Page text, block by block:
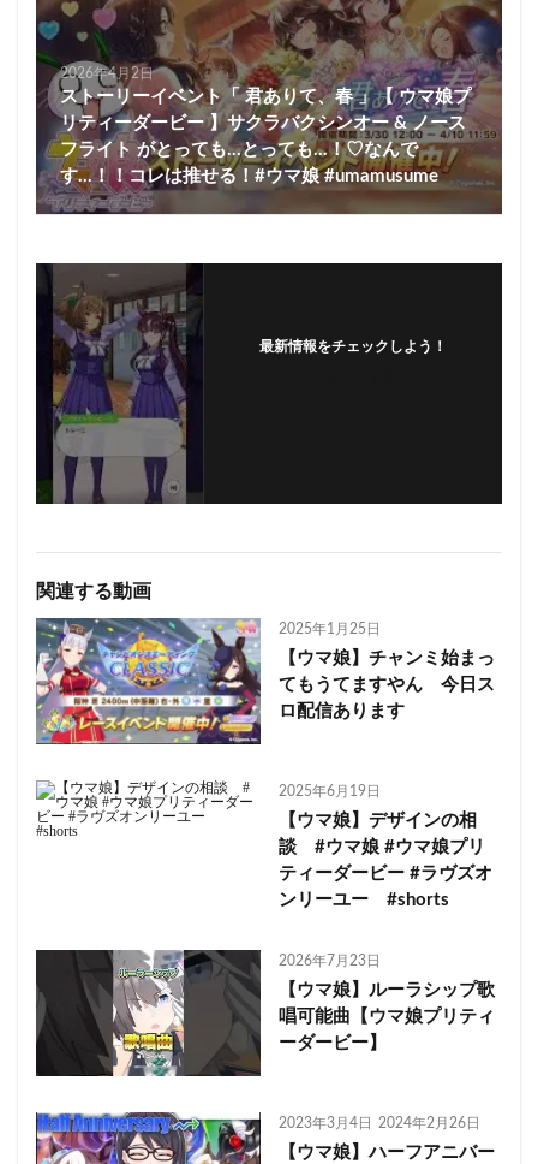
2026年4月2日
ストーリーイベント「 君ありて、春 」【 ウマ娘プ
リティーダービー 】サクラバクシンオー & ノース
フライト がとっても…とっても…！♡なんで
す…！！コレは推せる！#ウマ娘 #umamusume
最新情報をチェックしよう！
関連する動画
2025年1月25日
【ウマ娘】チャンミ始まっ
てもうてますやん 今日ス
ロ配信あります
2025年6月19日
【ウマ娘】デザインの相
談 #ウマ娘 #ウマ娘プリ
ティーダービー #ラヴズオ
ンリーユー #shorts
2026年7月23日
【ウマ娘】ルーラシップ歌
唱可能曲【ウマ娘プリティ
ーダービー】
2023年3月4日 2024年2月26日
【ウマ娘】ハーフアニバー